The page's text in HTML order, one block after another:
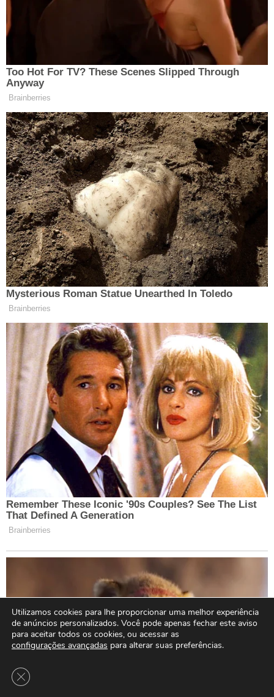
Utilizamos cookies para lhe proporcionar uma melhor experiência
de anúncios personalizados. Você pode apenas fechar este aviso
para aceitar todos os cookies, ou acessar as
configurações avançadas para alterar suas preferências.
Close GDPR Cookie Banner